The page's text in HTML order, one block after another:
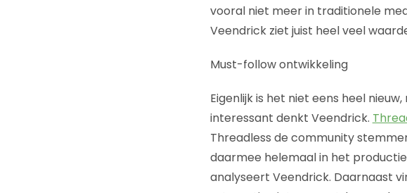
vooral niet meer in traditionele
Veendrick ziet juist heel veel
Must-follow ontwikkeling
Eigenlijk is het niet eens heel
interessant denkt Veendrick.
Threadless de community
daarmee helemaal in het
analyseert Veendrick. Daarnaast